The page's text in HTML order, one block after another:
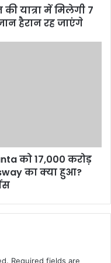
यात्रा में मिलेगी 7
हैरान रह जाएंगे
को 17,000 करोड़
का क्या हुआ?
Required fields are